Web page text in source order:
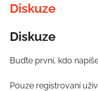
Diskuze
Diskuze
Buďte první, kdo
Pouze registrovaní